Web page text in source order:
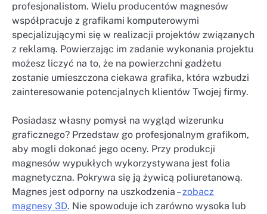
profesjonalistom. Wielu producentów magnesów
współpracuje z grafikami komputerowymi
specjalizującymi się w realizacji projektów związanych
z reklamą. Powierzając im zadanie wykonania projektu
możesz liczyć na to, że na powierzchni gadżetu
zostanie umieszczona ciekawa grafika, która wzbudzi
zainteresowanie potencjalnych klientów Twojej firmy.
Posiadasz własny pomysł na wygląd wizerunku
graficznego? Przedstaw go profesjonalnym grafikom,
aby mogli dokonać jego oceny. Przy produkcji
magnesów wypukłych wykorzystywana jest folia
magnetyczna. Pokrywa się ją żywicą poliuretanową.
Magnes jest odporny na uszkodzenia –zobacz
magnesy 3D. Nie spowoduje ich zarówno wysoka lub